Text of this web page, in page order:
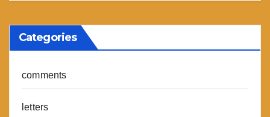
Categories
comments
letters